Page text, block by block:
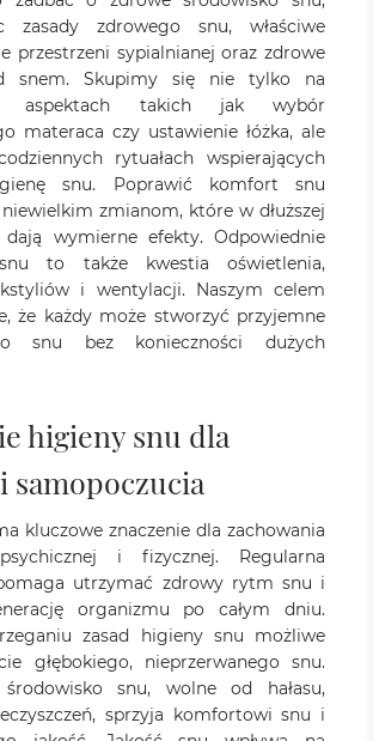
zasady zdrowego snu, właściwe
przestrzeni sypialnianej oraz zdrowe
snem. Skupimy się nie tylko na
aspektach takich jak wybór
materaca czy ustawienie łóżka, ale
rytuałach wspierających
snu. Poprawić komfort snu
zmianom, które w dłuższej
dają wymierne efekty. Odpowiednie
to także kwestia oświetlenia,
i wentylacji. Naszym celem
że każdy może stworzyć przyjemne
snu bez konieczności dużych
higieny snu dla
samopoczucia
kluczowe znaczenie dla zachowania
i fizycznej. Regularna
utrzymać zdrowy rytm snu i
organizmu po całym dniu.
zasad higieny snu możliwe
głębokiego, nieprzerwanego snu.
snu, wolne od hałasu,
sprzyja komfortowi snu i